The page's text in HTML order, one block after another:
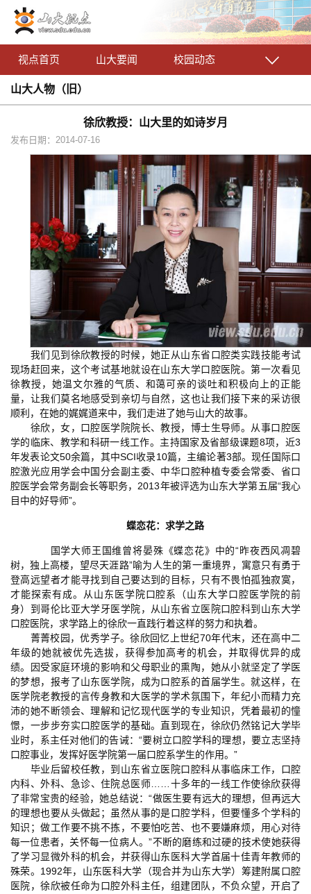
视点首页 山大要闻 校园动态
山大人物（旧）
徐欣教授：山大里的如诗岁月
发布日期：2014-07-16
我们见到徐欣教授的时候，她正从山东省口腔类实践技能考试
现场赶回来，这个考试基地就设在山东大学口腔医院。第一次看见
徐教授，她温文尔雅的气质、和蔼可亲的谈吐和积极向上的正能
量，让我们莫名地感受到亲切与自然，这也让我们接下来的采访很
顺利，在她的娓娓道来中，我们走进了她与山大的故事。
徐欣，女，口腔医学院院长、教授，博士生导师。从事口腔医
学的临床、教学和科研一线工作。主持国家及省部级课题8项，近3
年发表论文50余篇，其中SCI收录10篇，主编论著3部。现任国际口
腔激光应用学会中国分会副主委、中华口腔种植专委会常委、省口
腔医学会常务副会长等职务，2013年被评选为山东大学第五届“我心
目中的好导师”。
蝶恋花：求学之路
国学大师王国维曾将晏殊《蝶恋花》中的“昨夜西风凋碧
树，独上高楼，望尽天涯路”喻为人生的第一重境界，寓意只有勇于
登高远望者才能寻找到自己要达到的目标，只有不畏怕孤独寂寞，
才能探索有成。从山东医学院口腔系（山东大学口腔医学院的前
身）到哥伦比亚大学牙医学院，从山东省立医院口腔科到山东大学
口腔医院，求学路上的徐欣一直践行着这样的努力和执着。
菁菁校园，优秀学子。徐欣回忆上世纪70年代末，还在高中二
年级的她就被优先选拔，获得参加高考的机会，并取得优异的成
绩。因受家庭环境的影响和父母职业的熏陶，她从小就坚定了学医
的梦想，报考了山东医学院，成为口腔系的首届学生。就这样，在
医学院老教授的言传身教和大医学的学术氛围下，年纪小而精力充
沛的她不断领会、理解和记忆现代医学的专业知识，凭着最初的憧
憬，一步步夯实口腔医学的基础。直到现在，徐欣仍然铭记大学毕
业时，系主任对他们的告诫：“要树立口腔学科的理想，要立志坚持
口腔事业，发挥好医学院第一届口腔系学生的作用。”
毕业后留校任教，到山东省立医院口腔科从事临床工作，口腔
内科、外科、急诊、住院总医师……十多年的一线工作使徐欣获得
了非常宝贵的经验，她总结说：“做医生要有远大的理想，但再远大
的理想也要从头做起；虽然从事的是口腔学科，但要懂多个学科的
知识；做工作要不挑不拣，不要怕吃苦、也不要嫌麻烦，用心对待
每一位患者，关怀每一位病人。”不断的磨练和过硬的技术使她获得
了学习显微外科的机会，并获得山东医科大学首届十佳青年教师的
殊荣。1992年，山东医科大学（现合并为山东大学）筹建附属口腔
医院，徐欣被任命为口腔外科主任，组建团队，不负众望，开启了